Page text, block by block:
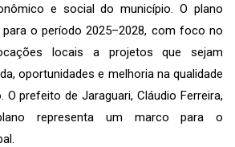
e social do município. O plano
o período 2025–2028, com foco no
locais a projetos que sejam
oportunidades e melhoria na qualidade
O prefeito de Jaraguari, Cláudio Ferreira,
representa um marco para o